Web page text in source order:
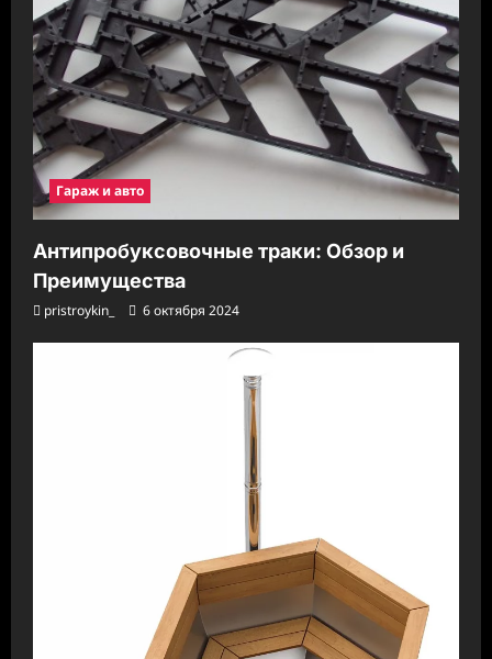
Гараж и авто
Антипробуксовочные траки: Обзор и
Преимущества
pristroykin_ 6 октября 2024